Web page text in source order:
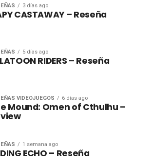
3 días ago
CASTAWAY – Reseña
5 días ago
RIDERS – Reseña
VIDEOJUEGOS 6 días ago
Mound: Omen of Cthulhu –
1 semana ago
ECHO – Reseña